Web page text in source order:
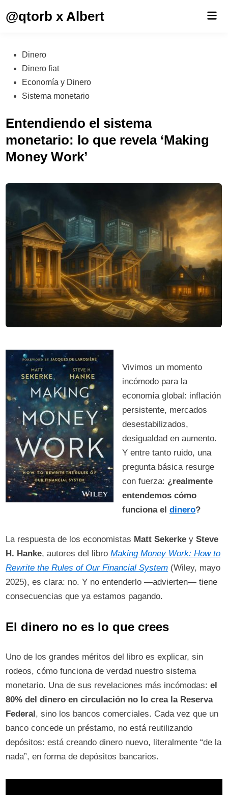
@qtorb x Albert
Publicado
en
Dinero
Dinero fiat
Economía y Dinero
Sistema monetario
Entendiendo el sistema
monetario: lo que revela ‘Making
Money Work’
Vivimos un momento
incómodo para la
economía global: inflación
persistente, mercados
desestabilizados,
desigualdad en aumento.
Y entre tanto ruido, una
pregunta básica resurge
con fuerza: ¿realmente
entendemos cómo
funciona eldinero?
La respuesta de los economistas Matt Sekerke ySteve
H. Hanke, autores del libroMaking Money Work: How to
Rewrite the Rules of Our Financial System (Wiley, mayo
2025), es clara: no. Y no entenderlo —advierten— tiene
consecuencias que ya estamos pagando.
El dinero no es lo que crees
Uno de los grandes méritos del libro es explicar, sin
rodeos, cómo funciona de verdad nuestro sistema
monetario. Una de sus revelaciones más incómodas:el
80% del dinero en circulación no lo crea la Reserva
Federal, sino los bancos comerciales. Cada vez que un
banco concede un préstamo, no está reutilizando
depósitos: está creando dinero nuevo, literalmente “de la
nada”, en forma de depósitos bancarios.